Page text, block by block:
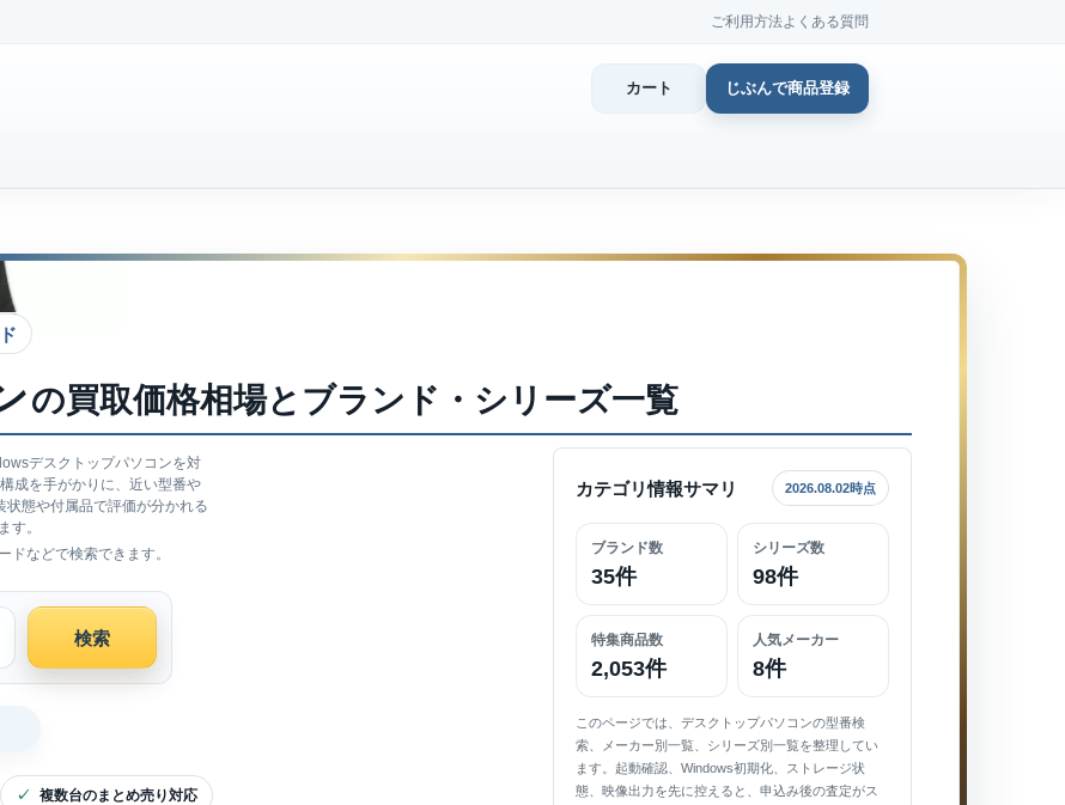
ご利用方法よくある質問
カート じぶんで商品登録
の買取価格相場とブランド・シリーズ一覧
デスクトップパソコンを対
成を手がかりに、近い型番や
態や付属品で評価が分かれる
す。
などで検索できます。
検索
複数台のまとめ売り対応
カテゴリ情報サマリ 2026.08.02時点
ブランド数
35件
シリーズ数
98件
特集商品数
2,053件
人気メーカー
8件
このページでは、デスクトップパソコンの型番検
索、メーカー別一覧、シリーズ別一覧を整理してい
ます。起動確認、Windows初期化、ストレージ状
態、映像出力を先に控えると、申込み後の査定がス